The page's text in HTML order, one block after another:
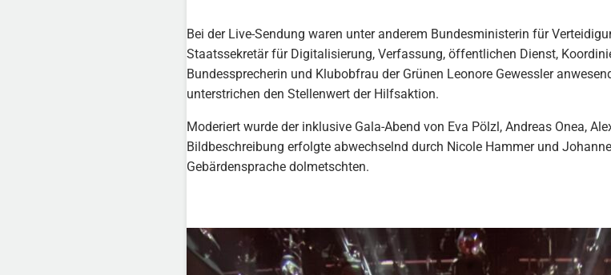
Bei der Live-Sendung waren unter anderem Bundesministerin für
Staatssekretär für Digitalisierung, Verfassung, öffentlichen Dienst,
Bundessprecherin und Klubobfrau der Grünen Leonore Gewessler
unterstrichen den Stellenwert der Hilfsaktion.
Moderiert wurde der inklusive Gala-Abend von Eva Pölzl, Andreas Onea,
Bildbeschreibung erfolgte abwechselnd durch Nicole Hammer und
Gebärdensprache dolmetschten.